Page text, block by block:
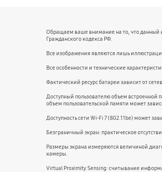
Обращаем ваше внимание на то, что данный
Гражданского кодекса РФ.
Все изображения являются лишь
Все особенности и технические
Фактический ресурс батареи зависит от
Доступный пользователю объем
объем пользовательской памяти может
Доступность сети Wi-Fi 7 (802.11be) может
Безграничный экран: практическое
Размеры экрана измеряются величиной
камеры.
Virtual Proximity Sensing: считывание